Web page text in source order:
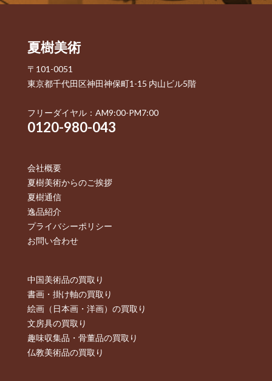
夏樹美術
〒101-0051
東京都千代田区神田神保町1-15 内山ビル5階
フリーダイヤル：AM9:00-PM7:00
0120-980-043
会社概要
夏樹美術からのご挨拶
夏樹通信
逸品紹介
プライバシーポリシー
お問い合わせ
中国美術品の買取り
書画・掛け軸の買取り
絵画（日本画・洋画）の買取り
文房具の買取り
趣味収集品・骨董品の買取り
仏教美術品の買取り